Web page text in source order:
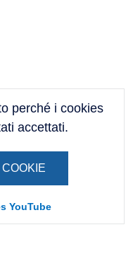
perché i cookies
accettati.
YouTube